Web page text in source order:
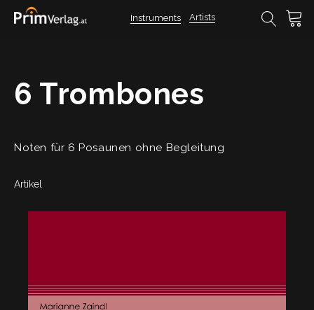
Instruments Artists
6 Trombones
Noten für 6 Posaunen ohne Begleitung
Artikel